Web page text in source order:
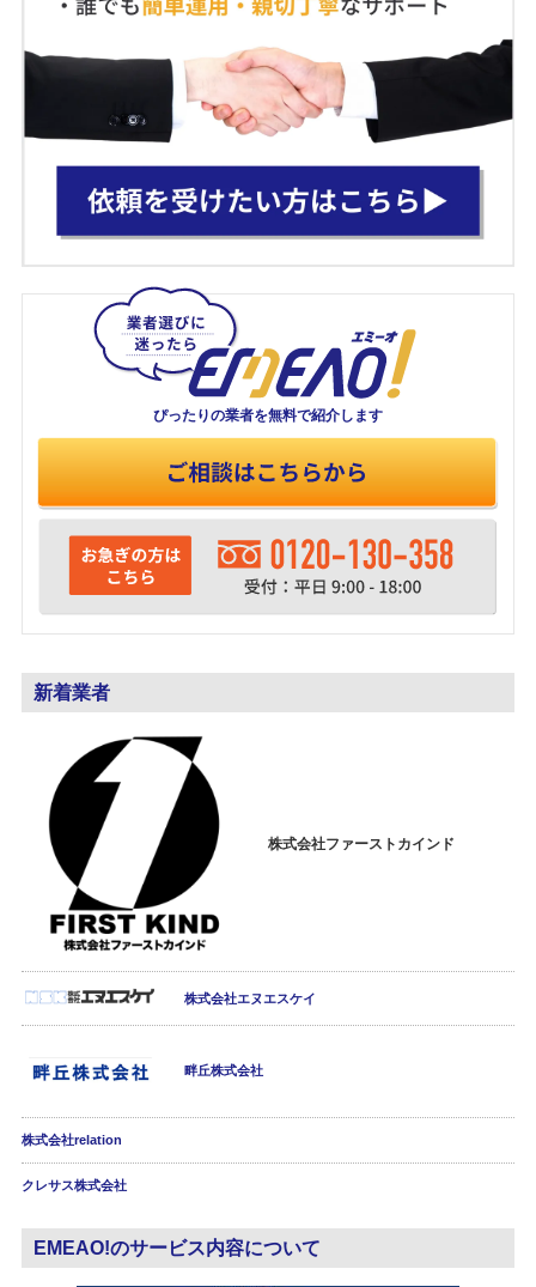
ぴったりの業者を無料で紹介します
新着業者
株式会社ファーストカインド
株式会社エヌエスケイ
畔丘株式会社
株式会社relation
クレサス株式会社
EMEAO!のサービス内容について